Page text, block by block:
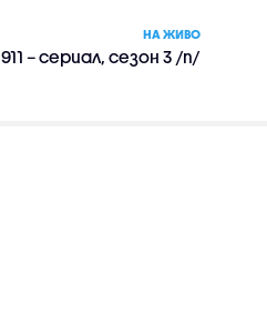
НА ЖИВО
911 – сериал, сезон 3 /п/